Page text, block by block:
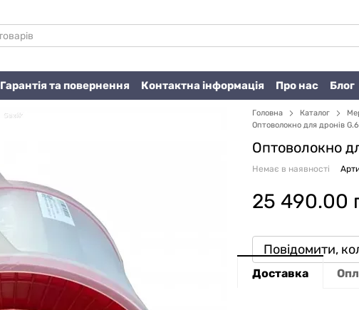
Гарантія та повернення Контактна інформація Про нас Блог
Головна Каталог
Оптоволокно для дронів
Оптоволокно
Немає в наявності
25 490.00
Повідомити,
Доставка